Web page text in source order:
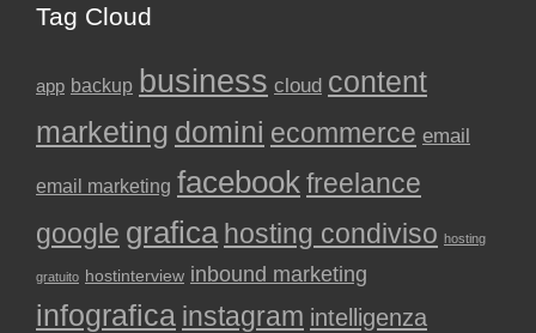
Tag Cloud
app backup business cloud content
marketing domini ecommerce email
email marketing facebookfreelance
google grafica hosting condiviso hosting
gratuito hostinterview inbound marketing
infografica instagram intelligenza